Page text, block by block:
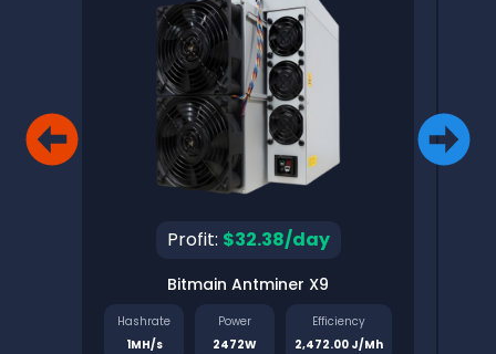
Profit: $32.38/day
Bitmain Antminer X9
Hashrate
1MH/s
Power
2472W
Efficiency
2,472.00 J/Mh